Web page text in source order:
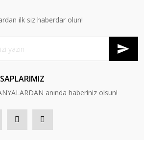
ilk siz haberdar olun!
anında haberiniz olsun!